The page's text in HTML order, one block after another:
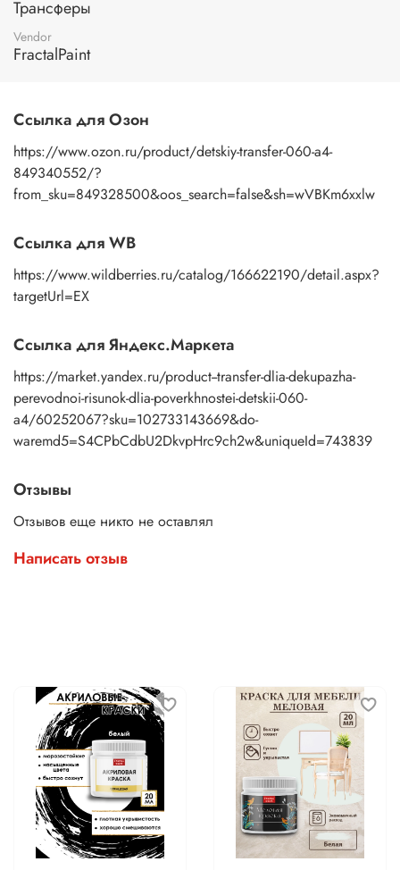
изображение к поверхности и, плотно прижимая
пальцами бумажную основу, сдвигаете ее на себя.
Рисунок остается на изделии. Сразу после нанесения
подойдет акриловый лак на водной основе, матовый,
глянцевый, полуглянцевый.
Трансферы
Vendor
FractalPaint
Ссылка для Озон
https://www.ozon.ru/product/detskiy-transfer-060-a4-
849340552/?
from_sku=849328500&oos_search=false&sh=wVBKm6xxlw
Ссылка для WB
https://www.wildberries.ru/catalog/166622190/detail.aspx?
targetUrl=EX
Ссылка для Яндекс.Маркета
https://market.yandex.ru/product--transfer-dlia-dekupazha-
perevodnoi-risunok-dlia-poverkhnostei-detskii-060-
a4/60252067?sku=102733143669&do-
waremd5=S4CPbCdbU2DkvpHrc9ch2w&uniqueId=743839
Отзывы
Отзывов еще никто не оставлял
Написать отзыв